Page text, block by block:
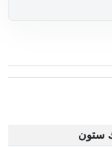
ستون